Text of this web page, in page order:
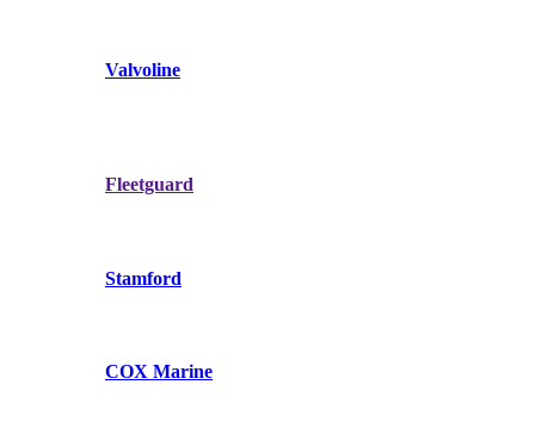
Valvoline
Fleetguard
Stamford
COX Marine